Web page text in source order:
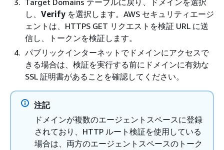
Target Domains テーブルに戻り、ドメインを選択
し、 Verify を選択します。AWS セキュリティエージ
ェントは、HTTPS GET リクエストを検証 URL に送
信し、トークンを検証します。
パブリックインターネットでドメインにアクセスで
きる場合は、検証を実行する前にドメインに有効な
SSL 証明書があることを確認してください。
注記
ドメインが複数のエージェントスペースに登録
されており、HTTP ルート検証を使用している
場合は、両方のエージェントスペースのトーク